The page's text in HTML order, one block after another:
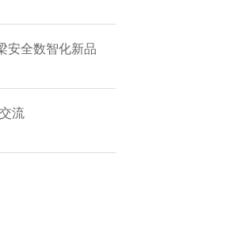
安全数智化新品
流